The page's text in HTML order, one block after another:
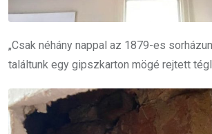
„Csak néhány nappal az 1879-es
találtunk egy gipszkarton mögé rejtett